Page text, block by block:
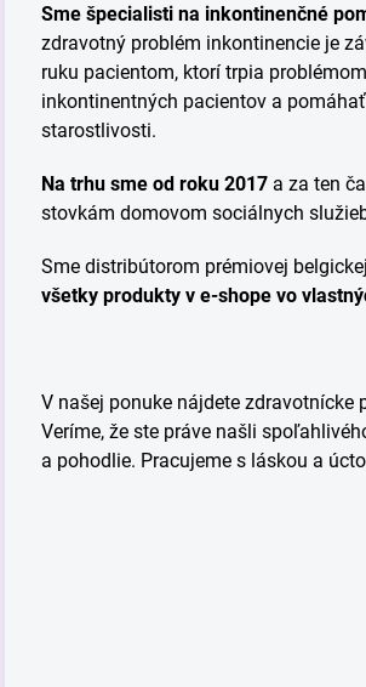
Sme špecialisti na inkontinenčné
zdravotný problém inkontinencie je
ruku pacientom, ktorí trpia
inkontinentných pacientov a
starostlivosti.
Na trhu sme od roku 2017 a za ten
stovkám domovom sociálnych
Sme distribútorom prémiovej
všetky produkty v e-shope vo
V našej ponuke nájdete
Veríme, že ste práve našli
a pohodlie. Pracujeme s láskou a